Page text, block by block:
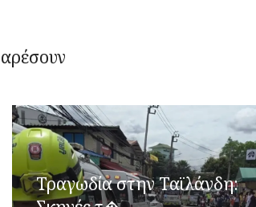
Τραγωδία στην Ταϊλάνδη: